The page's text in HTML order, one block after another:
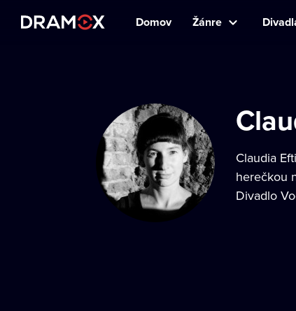
Domov Žánre
Claudia
herečkou
Divadlo